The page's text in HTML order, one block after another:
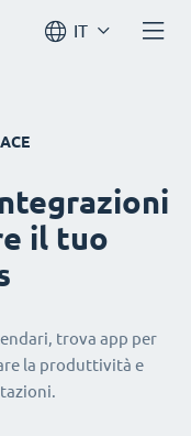
IT
il tuo
trova app per
la produttività e